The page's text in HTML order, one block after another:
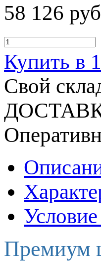
58 126
Купить в
Свой
Премиум